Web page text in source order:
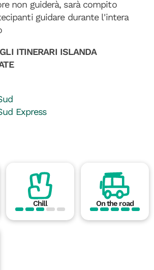
non guiderà, sarà compito
guidare durante l'intera
ITINERARI ISLANDA
Express
Chill On the road